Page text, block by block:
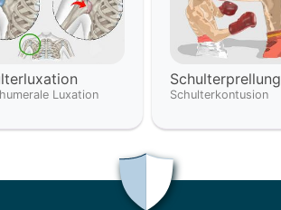
Luxation
Schulterprellung
Schulterkontusion